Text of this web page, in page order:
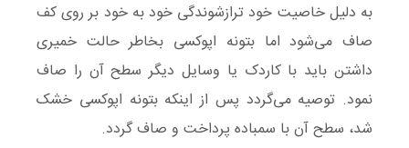
به دلیل خاصیت خود ترازشوندگی خود به خود بر روی کف
صاف می‌شود اما بتونه اپوکسی بخاطر حالت خمیری
داشتن باید با کاردک یا وسایل دیگر سطح آن را صاف
نمود. توصیه می‌گردد پس از اینکه بتونه اپوکسی خشک
شد، سطح آن با سمباده پرداخت و صاف گردد.